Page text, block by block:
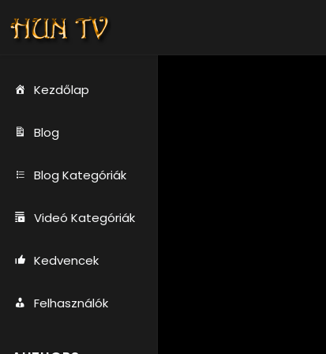
Kezdőlap
Blog
Blog Kategóriák
Videó Kategóriák
Kedvencek
Felhasználók